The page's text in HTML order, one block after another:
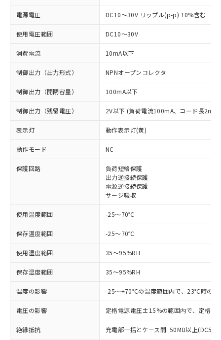
電源電圧 DC10～30V リップル(p-p) 10%含む
使用電圧範囲 DC10～30V
消費電流 10mA以下
制御出力（出力形式） NPNオープンコレクタ
制御出力（開閉容量） 100mA以下
制御出力（残留電圧） 2V以下 (負荷電流100mA、コード長2m時
表示灯 動作表示灯(黄)
動作モード NC
保護回路
負荷短絡保護
出力逆接続保護
電源逆接続保護
サージ吸収
使用温度範囲 -25～70℃
保存温度範囲 -25～70℃
使用湿度範囲 35～95%RH
保存湿度範囲 35～95%RH
温度の影響 -25～+70℃の温度範囲内で、23℃時の
電圧の影響 定格電源電圧±15%の範囲内で、定格電
絶縁抵抗 充電部一括とケース間: 50MΩ以上
ご利用条件
以下の条件をお読みいただき、同意のうえ
ご利用ください。
商品の当社在庫状況および標準価格
(税抜)を提供させていただくもので
当社制御機器事業取扱商品の中には、
本サービスの対象外となる商品もある
ことをご了承ください。
※1 対応状況
対応済み：EU RoHS指令（10物質）の
非含有に対応した製品が提供可能な商品で
対応予定：EU RoHS指令（10物質）の非含
有に対応した製品に切り替える予定のある
対応予定なし：EU RoHS指令（10物質）の
非含有に非対応の商品で、対応品を出す予
定はありません。
調査・確認中：EU RoHS指令（10物質）の
非含有の対応状況を調査中または確認中の
非該当品：ライセンス料など無形物で、有
害物質有無と関係のない商品です。
仕入先様の事情により、非含有部品として
いたものが、含有品と判明した場合などや
むを得ず変更することがあります。
※1 中国RoHS○×表
「○」：最大均質材料含有率が中国RoHSの
基準値以下であることを示します。
「×」：最大均質材料含有率が中国RoHSの
基準値を超えていることを示します。
「－」：未確認です。当社販売部門へお問
当社は、これら貴社製品のうち、外国
為替および外国貿易法に定める商品